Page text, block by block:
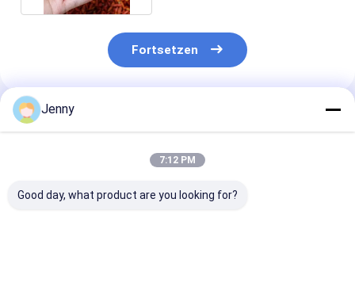
Fortsetzen
Empfohlene Produkte
Jenny
7:12 PM
Good day, what product are you looking for?